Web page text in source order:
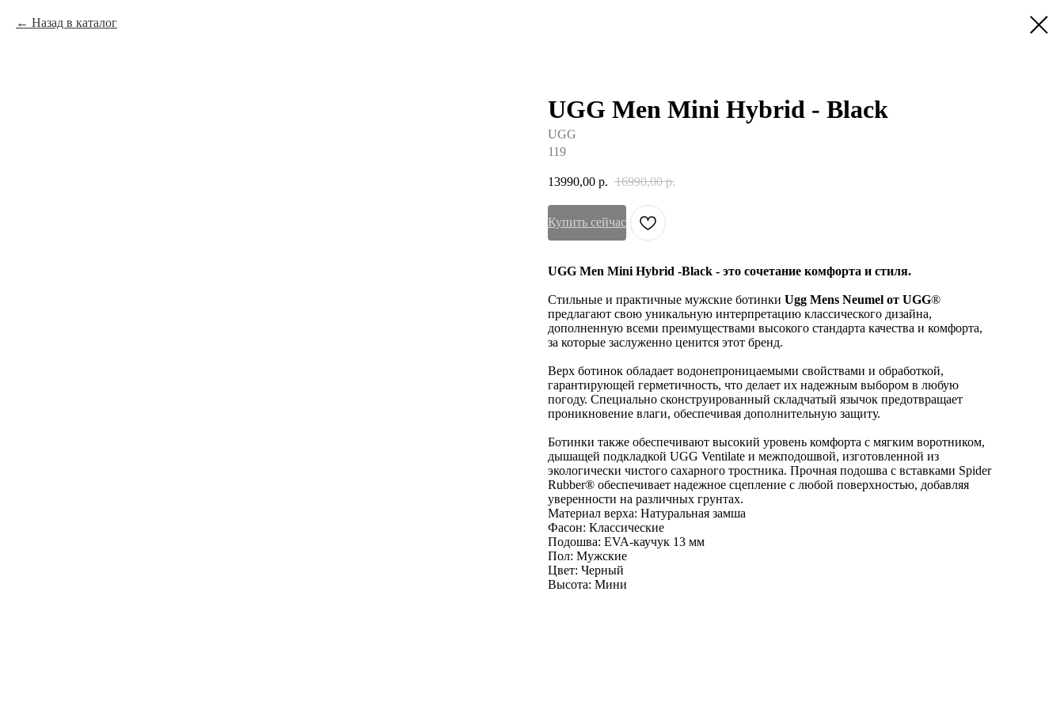
Назад в каталог
UGG Men Mini Hybrid - Black
UGG
119
13990,00 р. 16990,00 р.
Купить сейчас
UGG Men Mini Hybrid -Black - это сочетание комфорта и стиля.
Стильные и практичные мужские ботинки Ugg Mens Neumel от UGG®
предлагают свою уникальную интерпретацию классического дизайна,
дополненную всеми преимуществами высокого стандарта качества и комфорта,
за которые заслуженно ценится этот бренд.
Верх ботинок обладает водонепроницаемыми свойствами и обработкой,
гарантирующей герметичность, что делает их надежным выбором в любую
погоду. Специально сконструированный складчатый язычок предотвращает
проникновение влаги, обеспечивая дополнительную защиту.
Ботинки также обеспечивают высокий уровень комфорта с мягким воротником,
дышащей подкладкой UGG Ventilate и межподошвой, изготовленной из
экологически чистого сахарного тростника. Прочная подошва с вставками Spider
Rubber® обеспечивает надежное сцепление с любой поверхностью, добавляя
уверенности на различных грунтах.
Материал верха: Натуральная замша
Фасон: Классические
Подошва: EVA-каучук 13 мм
Пол: Мужские
Цвет: Черный
Высота: Мини